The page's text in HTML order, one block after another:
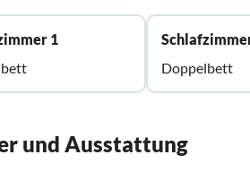
1
Doppelbett
und Ausstattung